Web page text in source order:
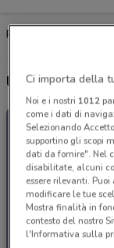
Pet Store Conad
Ultime offerte
Ci importa della
Noi e i nostri 1012
come i dati di
Selezionando
supportino gli scopi
dati da fornire". Nel
disabilitate, alcuni
essere rilevanti.
modificare le tue
Mostra finalità in
contesto del nostro
l'Informativa sulla